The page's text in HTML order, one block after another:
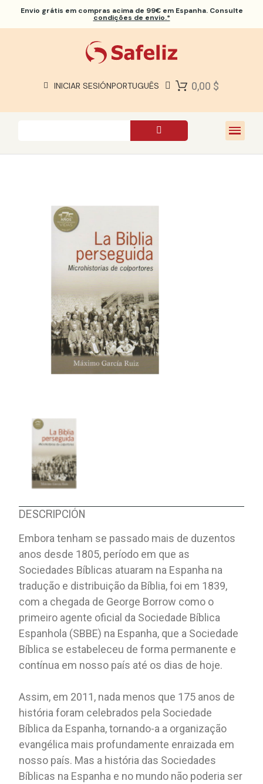
Envio grátis em compras acima de 99€ em Espanha. Consulte
condições de envio.*
INICIAR SESIÓNPORTUGUÊS 0,00 $
SOBRE NÓS
DESCRIPCIÓN
Embora tenham se passado mais de duzentos
anos desde 1805, período em que as
Sociedades Bíblicas atuaram na Espanha na
tradução e distribuição da Bíblia, foi em 1839,
com a chegada de George Borrow como o
primeiro agente oficial da Sociedade Bíblica
Espanhola (SBBE) na Espanha, que a Sociedade
Bíblica se estabeleceu de forma permanente e
contínua em nosso país até os dias de hoje.
Assim, em 2011, nada menos que 175 anos de
história foram celebrados pela Sociedade
Bíblica da Espanha, tornando-a a organização
evangélica mais profundamente enraizada em
nosso país. Mas a história das Sociedades
Bíblicas na Espanha e no mundo não poderia ser